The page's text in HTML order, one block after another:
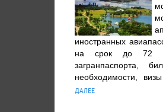
иностранных
на срок до 72
загранпаспорта,
необходимости,
ДАЛЕЕ